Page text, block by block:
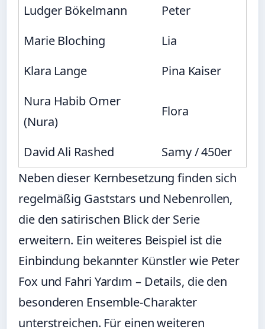
Ludger Bökelmann
Peter
Marie Bloching
Lia
Klara Lange
Pina Kaiser
Nura Habib Omer
(Nura)
Flora
David Ali Rashed
Samy / 450er
Neben dieser Kernbesetzung finden sich
regelmäßig Gaststars und Nebenrollen,
die den satirischen Blick der Serie
erweitern. Ein weiteres Beispiel ist die
Einbindung bekannter Künstler wie Peter
Fox und Fahri Yardım – Details, die den
besonderen Ensemble-Charakter
unterstreichen. Für einen weiteren